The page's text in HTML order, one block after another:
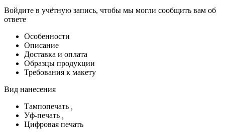
Войдите в учётную запись, чтобы мы могли сообщить вам об
ответе
Особенности
Описание
Доставка и оплата
Образцы продукции
Требования к макету
Вид нанесения
Тампопечать
Уф-печать
Цифровая печать